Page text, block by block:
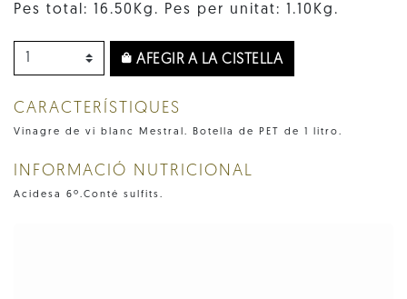
Pes total: 16.50Kg. Pes per unitat: 1.10Kg.
AFEGIR A LA CISTELLA
CARACTERÍSTIQUES
Vinagre de vi blanc Mestral. Botella de PET de 1 litro.
INFORMACIÓ NUTRICIONAL
Acidesa 6º.Conté sulfits.